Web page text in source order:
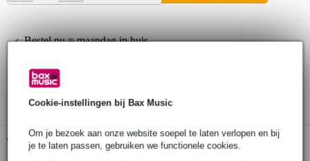
Cookie-instellingen bij Bax Music
Om je bezoek aan onze website soepel te laten verlopen en bij
je te laten passen, gebruiken we functionele cookies.
Bestel nu = maandag in huis
3 jaar Bax Music garantie
Gratis ophalen in de winkel